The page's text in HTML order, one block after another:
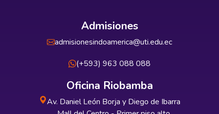
Admisiones
admisionesindoamerica@uti.edu.ec
(+593) 963 088 088
Oficina Riobamba
Av. Daniel León Borja y Diego de Ibarra